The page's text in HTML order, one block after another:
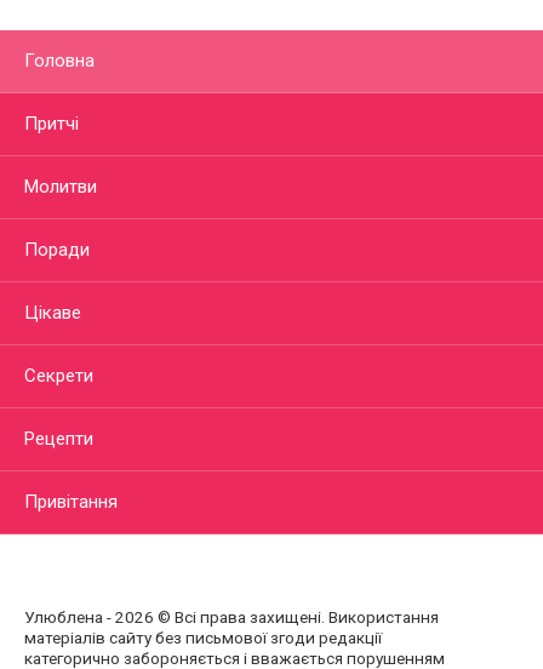
Головна
Притчі
Молитви
Поради
Цікаве
Секрети
Рецепти
Привітання
Улюблена - 2026 © Всі права захищені. Використання
матеріалів сайту без письмової згоди редакції
категорично забороняється і вважається порушенням